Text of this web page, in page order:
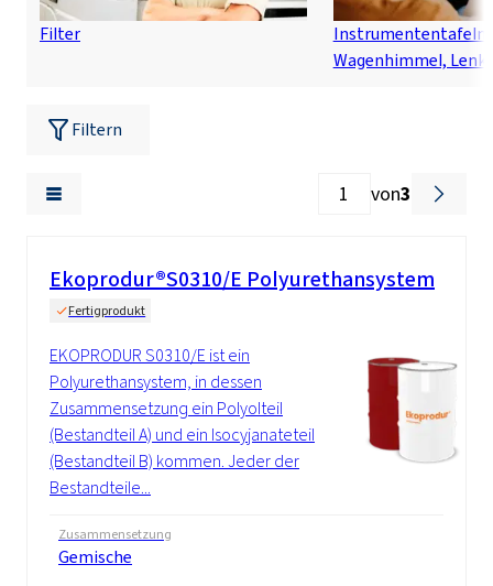
Filter
Instrumententafeln,
Wagenhimmel,
Filtern
von3
Ekoprodur®S0310/E Polyurethansystem
Fertigprodukt
EKOPRODUR S0310/E ist ein
Polyurethansystem, in dessen
Zusammensetzung ein Polyolteil
(Bestandteil A) und ein Isocyjanateteil
(Bestandteil B) kommen. Jeder der
Bestandteile...
Zusammensetzung
Gemische